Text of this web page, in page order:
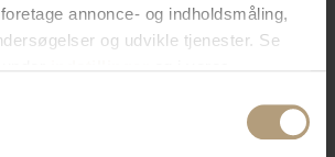
annonce- og indholdsmåling,
og udvikle tjenester. Se
indstillinger fra vores
eller ved at trykke på "Privacy